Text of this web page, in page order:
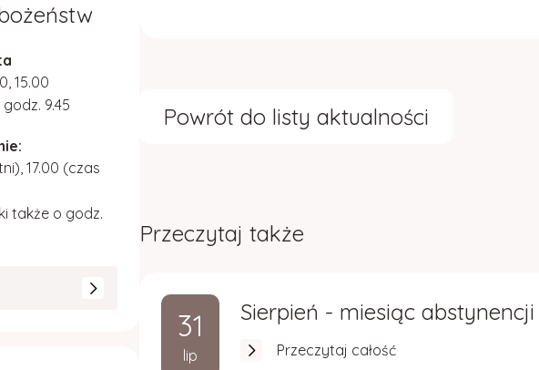
15.00
9.45
17.00 (czas
także o godz.
Powrót do listy aktualności
Przeczytaj także
31
lip
Sierpień - miesiąc abstynencji
Przeczytaj całość